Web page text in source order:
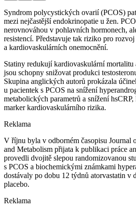
Syndrom polycystických ovarií (PCOS)
mezi nejčastější endokrinopatie u žen.
nerovnováhou v pohlavních hormonech,
resistencí. Představuje tak riziko pro rozvoj
a kardiovaskulárních onemocnění.
Statiny redukují kardiovaskulární
jsou schopny snižovat produkci
Skupina anglických autorů prokázala
u pacientek s PCOS na snížení
metabolických parametrů a snížení
marker kardiovaskulárního rizika.
Reklama
V říjnu byla v odborném časopisu
and Metabolism přijata k publikaci práce
provedli dvojitě slepou randomizovanou
s PCOS a biochemickými známkami
dostávaly po dobu 12 týdnů atorvastatin v
placebo.
Reklama